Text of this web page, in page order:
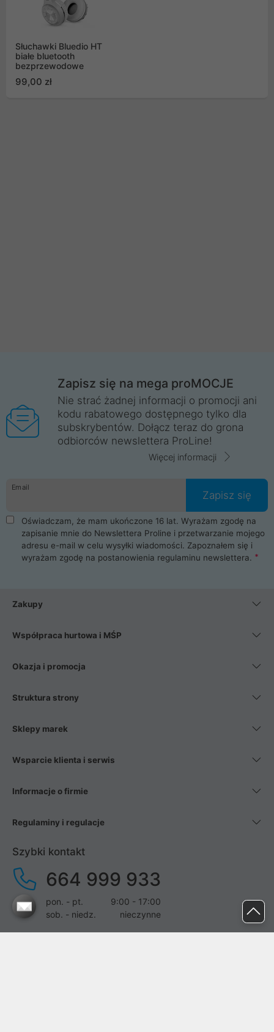
Słuchawki Bluedio HT
białe bluetooth
bezprzewodowe
99,00 zł
Zapisz się na mega proMOCJE
Nie strać żadnej informacji o promocji ani
kodu rabatowego dostępnego tylko dla
subskrybentów. Dołącz teraz do grona
odbiorców newslettera ProLine!
Więcej informacji
Email
Zapisz się
Oświadczam, że mam ukończone 16 lat. Wyrażam zgodę na
zapisanie mnie do Newslettera Proline i przetwarzanie mojego
adresu e-mail w celu wysyłki wiadomości. Zapoznałem się i
wyrażam zgodę na postanowienia regulaminu newslettera.
Zakupy
Współpraca hurtowa i MŚP
Okazja i promocja
Struktura strony
Sklepy marek
Wsparcie klienta i serwis
Informacje o firmie
Regulaminy i regulacje
Szybki kontakt
664 999 933
pon. - pt.
9:00 - 17:00
sob. - niedz.
nieczynne